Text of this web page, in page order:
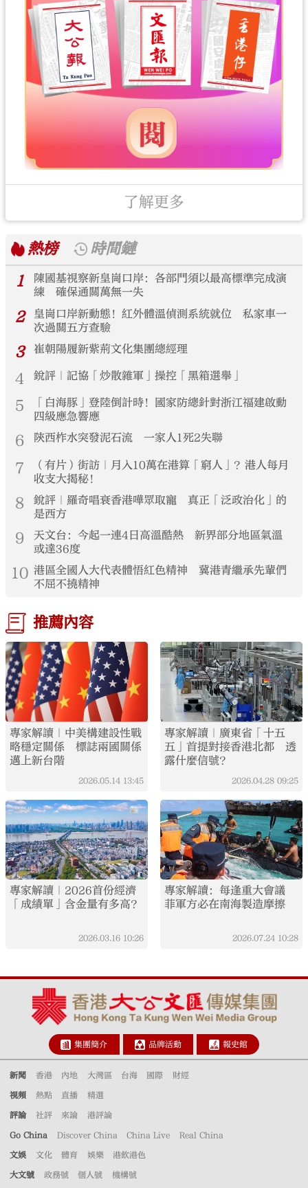
了解更多
熱榜
時間鏈
1
陳國基視察新皇崗口岸：各部門須以最高標準完成演
練 確保通關萬無一失
2
皇崗口岸新動態！紅外體溫偵測系統就位 私家車一
次過關五方查驗
3 崔朝陽履新紫荊文化集團總經理
4 銳評｜記協「炒散雜軍」操控「黑箱選舉」
5
「白海豚」登陸倒計時！國家防總針對浙江福建啟動
四級應急響應
6 陝西柞水突發泥石流 一家人1死2失聯
7
（有片）街訪｜月入10萬在港算「窮人」？港人每月
收支大揭秘！
8
銳評｜羅奇唱衰香港嘩眾取寵 真正「泛政治化」的
是西方
9
天文台：今起一連4日高溫酷熱 新界部分地區氣溫
或達36度
10 港區全國人大代表體悟紅色精神 冀港青繼承先輩們
不屈不撓精神
推薦內容
專家解讀｜中美構建設性戰
略穩定關係 標誌兩國關係
邁上新台階
2026.05.14 13:45
專家解讀｜廣東省「十五
五」首提對接香港北都 透
露什麼信號？
2026.04.28 09:25
專家解讀｜2026首份經濟
「成績單」含金量有多高？
2026.03.16 10:26
專家解讀：每逢重大會議
菲軍方必在南海製造摩擦
2026.07.24 10:28
集團簡介 品牌活動 報史館
新聞 香港 內地 大灣區 台海 國際 財經
視頻 熱點 直播 精選
評論 社評 來論 港評論
Go China Discover China China Live Real China
文娛 文化 體育 娛樂 港飲港色
大文號 政務號 個人號 機構號